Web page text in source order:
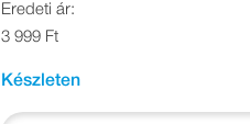
Eredeti ár:
3 999 Ft
Készleten